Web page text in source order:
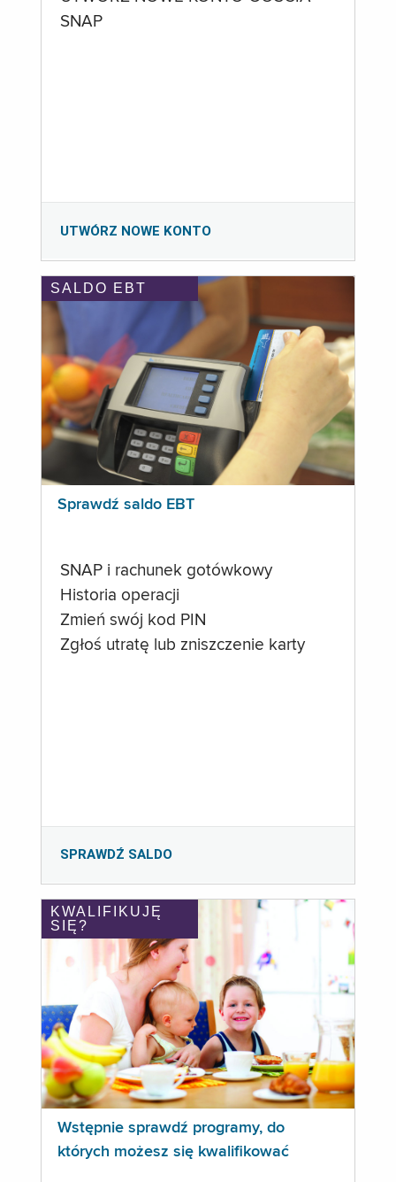
SNAP
UTWÓRZ NOWE KONTO
SALDO EBT
Sprawdź saldo EBT
SNAP i rachunek gotówkowy
Historia operacji
Zmień swój kod PIN
Zgłoś utratę lub zniszczenie karty
SPRAWDŹ SALDO
KWALIFIKUJĘ
SIĘ?
Wstępnie sprawdź programy, do
których możesz się kwalifikować